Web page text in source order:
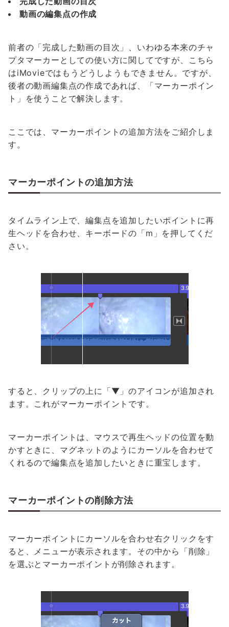
動画の編集点の作成
前者の「完成した動画の目次」、いわゆる本来のチャ
プタマーカーとしての使い方に関してですが、こちら
はiMovieではもうどうしようもできません。ですが、
後者の動画編集点の作成であれば、「マーカーポイン
ト」を使うことで解決します。
ここでは、マーカーポイントの追加方法をご紹介しま
す。
マーカーポイントの追加方法
タイムライン上で、編集点を追加したいポイントに再
生ヘッドを合わせ、キーボードの「m」を押してくだ
さい。
すると、クリップの上に「▼」のアイコンが追加され
ます。これがマーカーポイントです。
マーカーポイントは、マウスで再生ヘッドの位置を動
かすときに、マグネットのようにカーソルを合わせて
くれるので編集点を追加したいときに重宝します。
マーカーポイントの削除方法
マーカーポイントにカーソルを合わせ右クリックをす
ると、メニューが表示されます。その中から「削除」
を選ぶとマーカーポイントが削除されます。